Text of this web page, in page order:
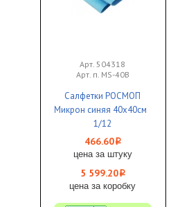
Арт. 504318
Арт. п. MS-40B
Салфетки РОСМОП
Микрон синяя 40х40см
1/12
466.60i
цена за штуку
5 599.20i
цена за коробку